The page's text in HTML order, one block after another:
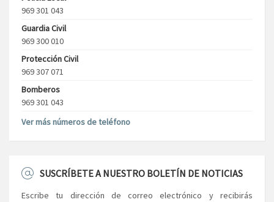
969 301 043
Guardia Civil
969 300 010
Protección Civil
969 307 071
Bomberos
969 301 043
Ver más números de teléfono
SUSCRÍBETE A NUESTRO BOLETÍN DE NOTICIAS
Escribe tu dirección de correo electrónico y recibirás